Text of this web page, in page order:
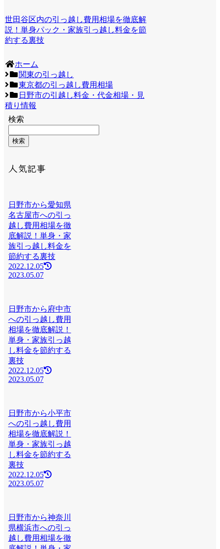
世田谷区内の引っ越し費用相場を徹底解
説！単身パック・家族引っ越し料金を節
約する裏技
ホーム
関東の引っ越し
東京都の引っ越し費用相場
日野市の引越し料金・代金相場・見
積り情報
検索
検索
人気記事
日野市から愛知県
名古屋市への引っ
越し費用相場を徹
底解説！単身・家
族引っ越し料金を
節約する裏技
2022.12.05
2023.05.07
日野市から府中市
への引っ越し費用
相場を徹底解説！
単身・家族引っ越
し料金を節約する
裏技
2022.12.05
2023.05.07
日野市から小平市
への引っ越し費用
相場を徹底解説！
単身・家族引っ越
し料金を節約する
裏技
2022.12.05
2023.05.07
日野市から神奈川
県横浜市への引っ
越し費用相場を徹